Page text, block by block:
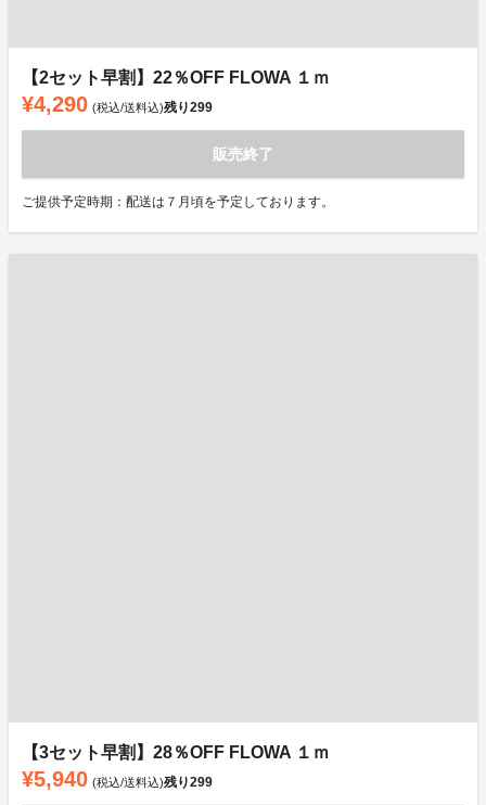
【2セット早割】22％OFF FLOWA １ｍ
¥4,290 (税込/送料込)残り299
販売終了
ご提供予定時期：配送は７月頃を予定しております。
【3セット早割】28％OFF FLOWA １ｍ
¥5,940 (税込/送料込)残り299